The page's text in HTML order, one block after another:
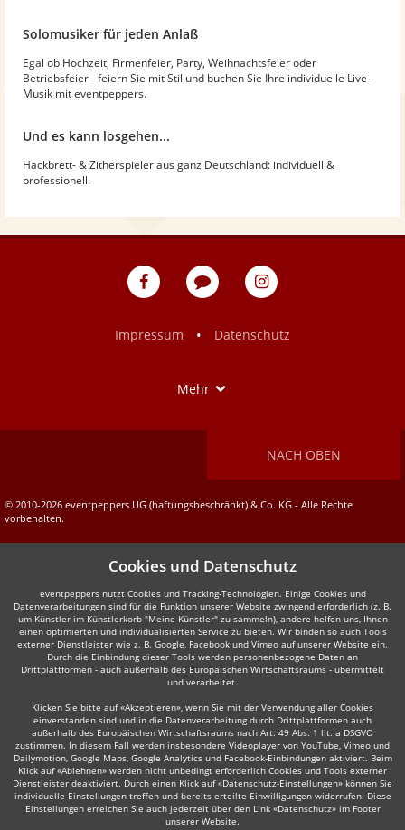
Solomusiker für jeden Anlaß
Egal ob Hochzeit, Firmenfeier, Party, Weihnachtsfeier oder
Betriebsfeier - feiern Sie mit Stil und buchen Sie Ihre individuelle Live-
Musik mit eventpeppers.
Und es kann losgehen...
Hackbrett- & Zitherspieler aus ganz Deutschland: individuell &
professionell.
eventpeppers
Blog
eventpeppers
Impressum
• Datenschutz
Mehr
NACH OBEN
© 2010-2026 eventpeppers UG (haftungsbeschränkt) & Co. KG - Alle Rechte
vorbehalten.
Cookies und Datenschutz
eventpeppers nutzt Cookies und Tracking-Technologien. Einige Cookies und
Datenverarbeitungen sind für die Funktion unserer Website zwingend erforderlich (z. B.
um Künstler im Künstlerkorb "Meine Künstler" zu sammeln), andere helfen uns, Ihnen
einen optimierten und individualisierten Service zu bieten. Wir binden so auch Tools
externer Dienstleister wie z. B. Google, Facebook und Vimeo auf unserer Website ein.
Durch die Einbindung dieser Tools werden personenbezogene Daten an
Drittplattformen - auch außerhalb des Europäischen Wirtschaftsraums - übermittelt
und verarbeitet.
Klicken Sie bitte auf «Akzeptieren», wenn Sie mit der Verwendung aller Cookies
einverstanden sind und in die Datenverarbeitung durch Drittplattformen auch
außerhalb des Europäischen Wirtschaftsraums nach Art. 49 Abs. 1 lit. a DSGVO
zustimmen. In diesem Fall werden insbesondere Videoplayer von YouTube, Vimeo und
Dailymotion, Google Maps, Google Analytics und Facebook-Einbindungen aktiviert. Beim
Klick auf «Ablehnen» werden nicht unbedingt erforderlich Cookies und Tools externer
Dienstleister deaktiviert. Durch einen Klick auf «Datenschutz-Einstellungen» können Sie
individuelle Einstellungen treffen und bereits erteilte Einwilligungen widerrufen. Diese
Einstellungen erreichen Sie auch jederzeit über den Link «Datenschutz» im Footer
unserer Website.